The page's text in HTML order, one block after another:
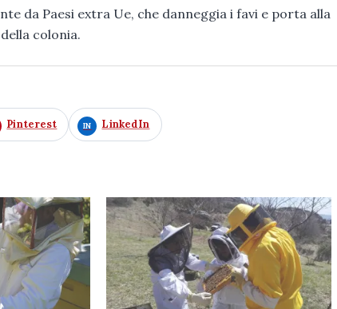
da Paesi extra Ue, che danneggia i favi e porta alla
colonia.
Pinterest LinkedIn